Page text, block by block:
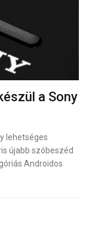
a Sony
lehetséges
újabb szóbeszéd
Androidos